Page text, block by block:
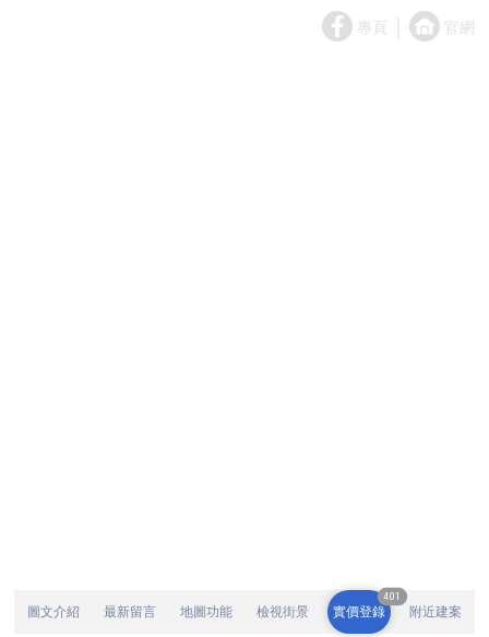
專頁 官網
圖文介紹 最新留言 地圖功能 檢視街景 實價登錄
401
附近建案